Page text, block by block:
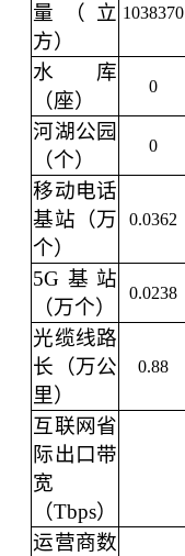
量（立
方）
1038370
水库
（座）
0
河湖公园
（个）
0
移动电话
基站（万
个）
0.0362
5G基站
（万个）
0.0238
光缆线路
长（万公
里）
0.88
互联网省
际出口带
宽
（Tbps）
运营商数